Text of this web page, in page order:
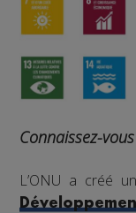
Connaissez-
L’ONU a créé